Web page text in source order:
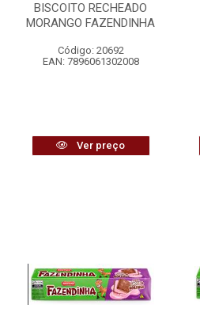
BISCOITO RECHEADO
MORANGO FAZENDINHA
Código: 20692
EAN: 7896061302008
Ver preço